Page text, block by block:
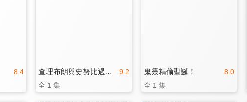
8.4 9.2
查理布朗與史努比過聖誕
全 1 集
8.0
鬼靈精偷聖誕！
全 1 集